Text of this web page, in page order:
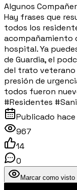
Algunos
Hay frases que
todos los
acompañamiento
hospital. Ya
de Guardia, el
del trato veterano
presión de
todos fueron
#Residentes
Publicado
967
14
0
Marcar como visto